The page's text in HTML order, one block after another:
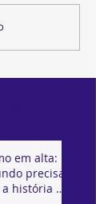
em alta:
precisa
história de